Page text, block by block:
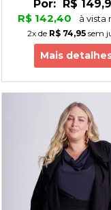
Por:
R$
R$ 142,40
à vista
2x de R$ 74,95 sem
Mais